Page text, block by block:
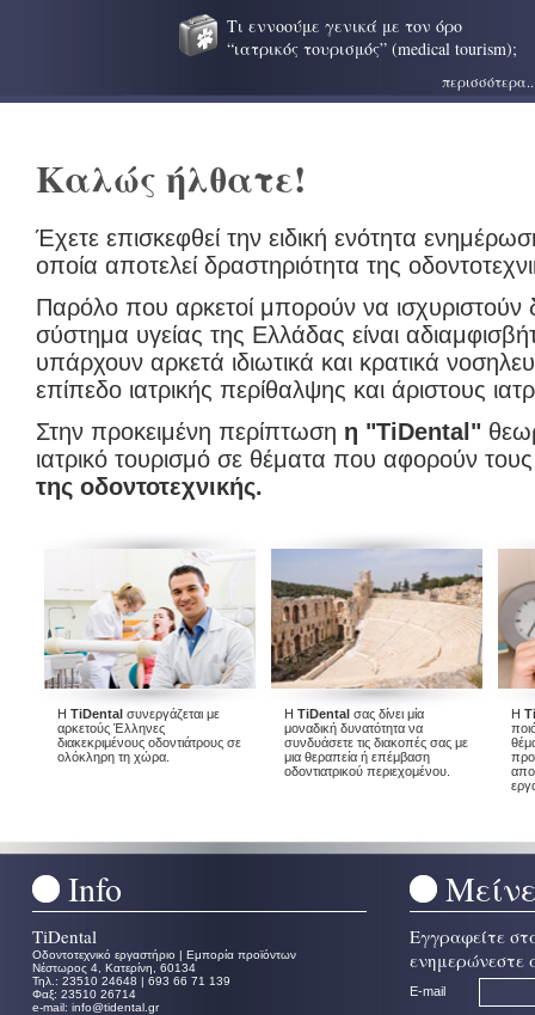
Τι εννοούμε γενικά με τον όρο
“ιατρικός τουρισμός” (medical tourism);
Καλώς ήλθατε!
Έχετε επισκεφθεί την ειδική ενότητα
οποία αποτελεί δραστηριότητα της
Παρόλο που αρκετοί μπορούν να ισχυριστούν
σύστημα υγείας της Ελλάδας είναι
υπάρχουν αρκετά ιδιωτικά και κρατικά
επίπεδο ιατρικής περίθαλψης και άριστους
Στην προκειμένη περίπτωση η "TiDental"
ιατρικό τουρισμό σε θέματα που αφορούν
της οδοντοτεχνικής.
Η TiDentalσυνεργάζεται με
αρκετούς Έλληνες
διακεκριμένους οδοντιάτρους σε
ολόκληρη τη χώρα.
Η TiDentalσας δίνει μία
μοναδική δυνατότητα να
συνδυάσετε τις διακοπές σας με
μια θεραπεία ή επέμβαση
οδοντιατρικού περιεχομένου.
Η
Info
TiDental
Oδοντοτεχνικό εργαστήριο | Εμπορία προϊόντων
Νέστωρος 4, Κατερίνη, 60134
Τηλ.: 23510 24648 | 693 66 71 139
Φαξ: 23510 26714
e-mail: info@tidental.gr
Εγγραφείτε
ενημερώνεστε
E-mail